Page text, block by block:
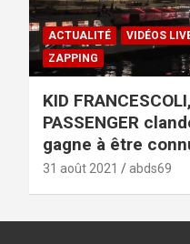
ACTUALITÉ
VIDÉOS
ZAPPING
KID
PASSENGER
gagne à être
31 août 2021 abds69